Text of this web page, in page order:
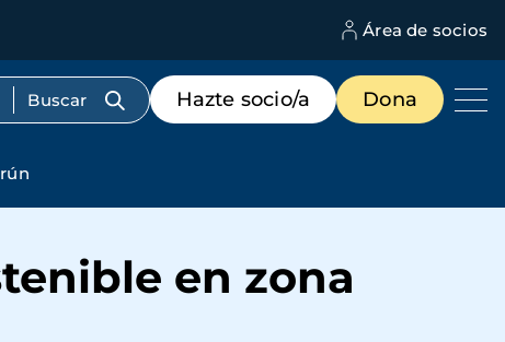
Área de socios
Menú
de
destacados
Hazte socio/a Dona
en zona